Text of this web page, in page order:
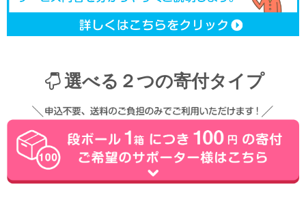
選べる２つの寄付タイプ